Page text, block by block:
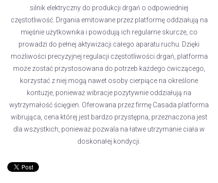
silnik elektryczny do produkcji drgań o odpowiedniej
częstotliwość. Drgania emitowane przez platformę oddziałują na
mięśnie użytkownika i powodują ich regularne skurcze, co
prowadzi do pełnej aktywizacji całego aparatu ruchu. Dzięki
możliwości precyzyjnej regulacji częstotliwości drgań, platforma
może zostać przystosowana do potrzeb każdego ćwiczącego,
korzystać z niej mogą nawet osoby cierpiące na określone
kontuzje, ponieważ wibracje pozytywnie oddziałują na
wytrzymałość ścięgien. Oferowana przez firmę Casada platforma
wibrująca, cena której jest bardzo przystępna, przeznaczona jest
dla wszystkich, ponieważ pozwala na łatwe utrzymanie ciała w
doskonałej kondycji.